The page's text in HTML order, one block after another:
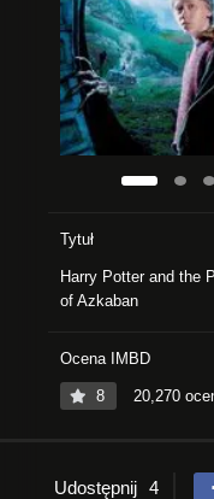
Tytuł
Harry Potter and the
of Azkaban
Ocena IMBD
8 20,270
Udostępnij 4